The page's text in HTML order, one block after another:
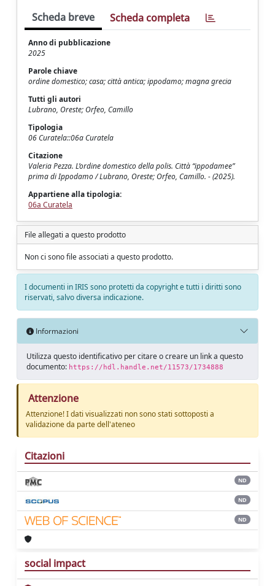
Scheda breve Scheda completa
Anno di pubblicazione
2025
Parole chiave
ordine domestico; casa; città antica; ippodamo; magna grecia
Tutti gli autori
Lubrano, Oreste; Orfeo, Camillo
Tipologia
06 Curatela::06a Curatela
Citazione
Valeria Pezza. L’ordine domestico della polis. Città “ippodamee”
prima di Ippodamo / Lubrano, Oreste; Orfeo, Camillo. - (2025).
Appartiene alla tipologia:
06a Curatela
File allegati a questo prodotto
Non ci sono file associati a questo prodotto.
I documenti in IRIS sono protetti da copyright e tutti i diritti sono
riservati, salvo diversa indicazione.
Informazioni
Utilizza questo identificativo per citare o creare un link a questo
documento: https://hdl.handle.net/11573/1734888
Attenzione
Attenzione! I dati visualizzati non sono stati sottoposti a
validazione da parte dell'ateneo
Citazioni
ND
ND
ND
social impact